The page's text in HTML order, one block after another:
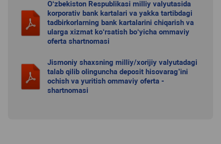
O‘zbekiston Respublikasi milliy valyutasida
korporativ bank kartalari va yakka tartibdagi
tadbirkorlarning bank kartalarini chiqarish va
ularga xizmat ko‘rsatish bo‘yicha ommaviy
oferta shartnomasi
Jismoniy shaxsning milliy/xorijiy valyutadagi
talab qilib olinguncha deposit hisovarag’ini
ochish va yuritish ommaviy oferta -
shartnomasi